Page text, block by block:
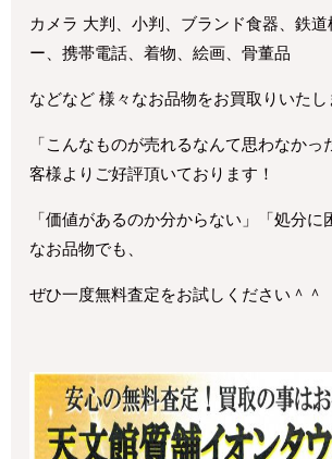
カメラ 大判、小判、ブランド食器、鉄道
ー、携帯電話、着物、絵画、骨董品
などなど 様々なお品物をお買取りいたし
「こんなものが売れるなんて思わなかっ
客様よりご好評頂いております！
「価値があるのか分からない」「処分に
なお品物でも、
ぜひ一度無料査定をお試しください＾＾